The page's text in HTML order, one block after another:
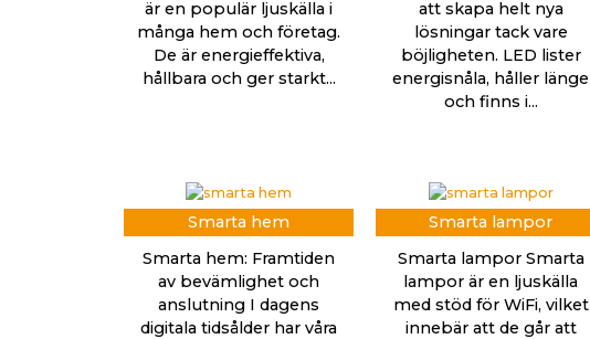
är en populär ljuskälla i
många hem och företag.
De är energieffektiva,
hållbara och ger starkt...
att skapa helt nya
lösningar tack vare
böjligheten. LED lister
energisnåla, håller länge
och finns i...
Smarta hem
Smarta hem: Framtiden
av bevämlighet och
anslutning I dagens
digitala tidsålder har våra
Smarta lampor
Smarta lampor Smarta
lampor är en ljuskälla
med stöd för WiFi, vilket
innebär att de går att